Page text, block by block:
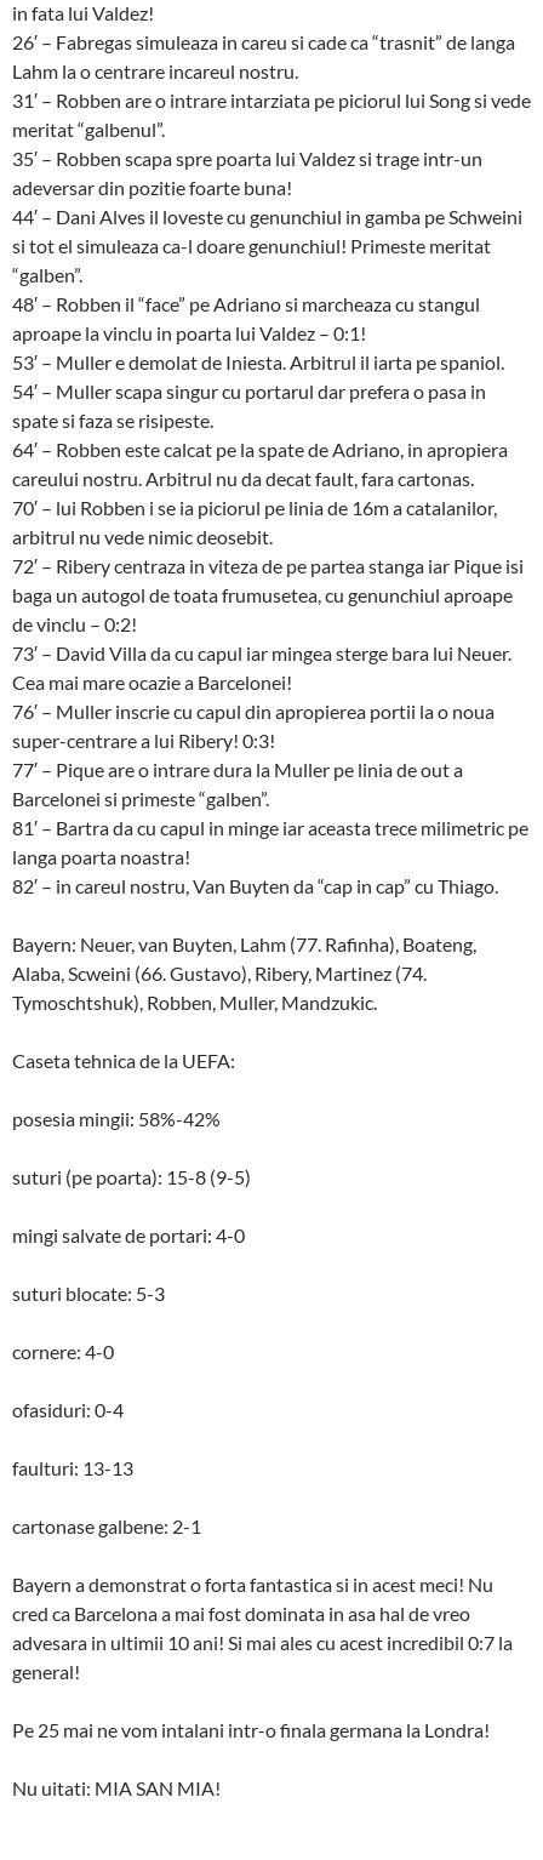
in fata lui Valdez!
26′ – Fabregas simuleaza in careu si cade ca “trasnit” de langa
Lahm la o centrare incareul nostru.
31′ – Robben are o intrare intarziata pe piciorul lui Song si vede
meritat “galbenul”.
35′ – Robben scapa spre poarta lui Valdez si trage intr-un
adeversar din pozitie foarte buna!
44′ – Dani Alves il loveste cu genunchiul in gamba pe Schweini
si tot el simuleaza ca-l doare genunchiul! Primeste meritat
“galben”.
48′ – Robben il “face” pe Adriano si marcheaza cu stangul
aproape la vinclu in poarta lui Valdez – 0:1!
53′ – Muller e demolat de Iniesta. Arbitrul il iarta pe spaniol.
54′ – Muller scapa singur cu portarul dar prefera o pasa in
spate si faza se risipeste.
64′ – Robben este calcat pe la spate de Adriano, in apropiera
careului nostru. Arbitrul nu da decat fault, fara cartonas.
70′ – lui Robben i se ia piciorul pe linia de 16m a catalanilor,
arbitrul nu vede nimic deosebit.
72′ – Ribery centraza in viteza de pe partea stanga iar Pique isi
baga un autogol de toata frumusetea, cu genunchiul aproape
de vinclu – 0:2!
73′ – David Villa da cu capul iar mingea sterge bara lui Neuer.
Cea mai mare ocazie a Barcelonei!
76′ – Muller inscrie cu capul din apropierea portii la o noua
super-centrare a lui Ribery! 0:3!
77′ – Pique are o intrare dura la Muller pe linia de out a
Barcelonei si primeste “galben”.
81′ – Bartra da cu capul in minge iar aceasta trece milimetric pe
langa poarta noastra!
82′ – in careul nostru, Van Buyten da “cap in cap” cu Thiago.
Bayern: Neuer, van Buyten, Lahm (77. Rafinha), Boateng,
Alaba, Scweini (66. Gustavo), Ribery, Martinez (74.
Tymoschtshuk), Robben, Muller, Mandzukic.
Caseta tehnica de la UEFA:
posesia mingii: 58%-42%
suturi (pe poarta): 15-8 (9-5)
mingi salvate de portari: 4-0
suturi blocate: 5-3
cornere: 4-0
ofasiduri: 0-4
faulturi: 13-13
cartonase galbene: 2-1
Bayern a demonstrat o forta fantastica si in acest meci! Nu
cred ca Barcelona a mai fost dominata in asa hal de vreo
advesara in ultimii 10 ani! Si mai ales cu acest incredibil 0:7 la
general!
Pe 25 mai ne vom intalani intr-o finala germana la Londra!
Nu uitati: MIA SAN MIA!